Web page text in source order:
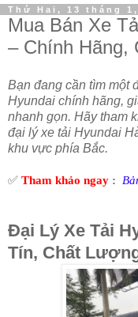
Thứ Hai, 13 tháng 1,
Mua Bán Xe
– Chính Hãng,
Bạn đang cần tìm một
Hyundai chính hãng,
nhanh gọn. Hãy tham
đại lý xe tải Hyundai
khu vực phía Bắc.
✅ Tham khảo ngay :
Đại Lý Xe Tải
Tín, Chất